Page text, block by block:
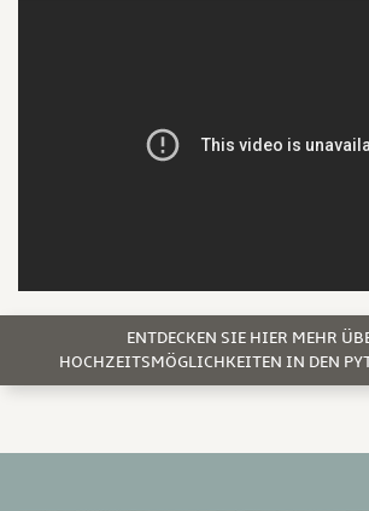
ENTDECKEN SIE HIER MEHR
HOCHZEITSMÖGLICHKEITEN IN DEN